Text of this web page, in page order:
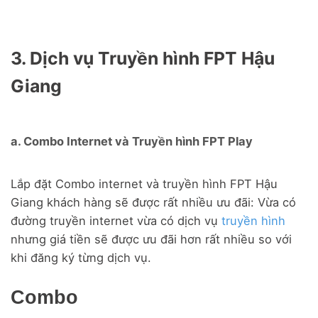
3. Dịch vụ Truyền hình FPT Hậu
Giang
a. Combo Internet và Truyền hình FPT Play
Lắp đặt Combo internet và truyền hình FPT Hậu
Giang khách hàng sẽ được rất nhiều ưu đãi: Vừa có
đường truyền internet vừa có dịch vụ truyền hình
nhưng giá tiền sẽ được ưu đãi hơn rất nhiều so với
khi đăng ký từng dịch vụ.
Combo